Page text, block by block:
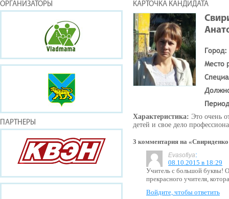
ОРГАНИЗАТОРЫ
ПАРТНЕРЫ
КАРТОЧКА КАНДИДАТА
Город:
Место
Характеристика: Это очень
детей и свое дело
3 комментария на
Evasofiya:
08.10.2015 в 18:29
Учитель с большой буквы!
прекрасного учителя,
Войдите, чтобы ответить